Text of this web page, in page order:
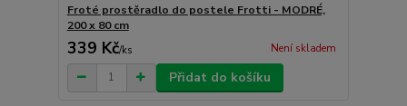
Froté prostěradlo do postele Frotti - MODRÉ,
200 x 80 cm
339 Kč/ks Není skladem
Přidat do košíku